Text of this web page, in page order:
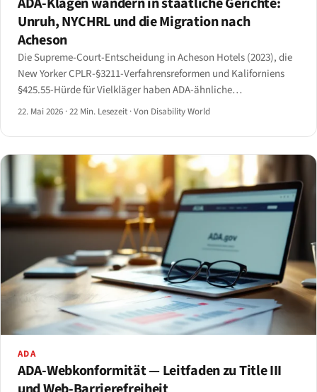
Unruh, NYCHRL und die Migration nach
Acheson
Die Supreme-Court-Entscheidung in Acheson Hotels (2023), die
New Yorker CPLR-§3211-Verfahrensreformen und Kaliforniens
§425.55-Hürde für Vielkläger haben ADA-ähnliche
Barrierefreiheitsklagen messbar von den Bundesgerichten in die
22. Mai 2026 ·22 Min. Lesezeit ·Von Disability World
ADA
ADA-Webkonformität — Leitfaden zu Title III